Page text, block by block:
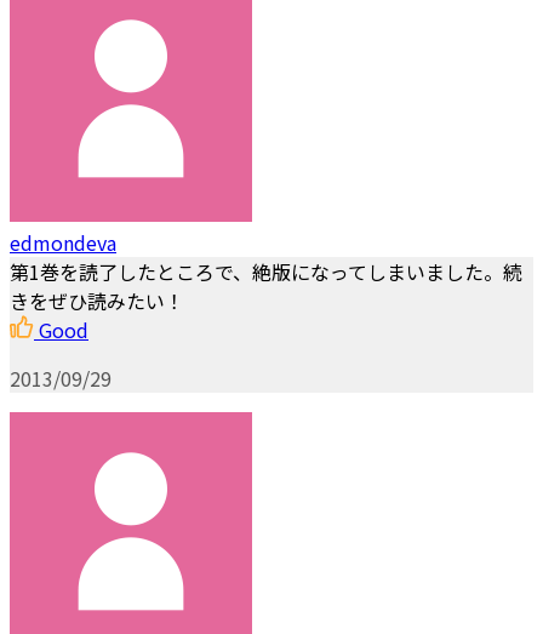
edmondeva
第1巻を読了したところで、絶版になってしまいました。続
きをぜひ読みたい！
Good
2013/09/29